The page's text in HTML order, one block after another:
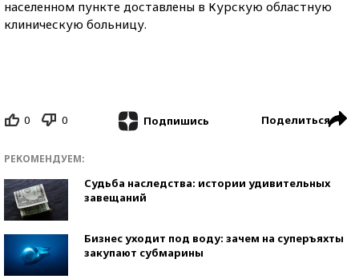
населенном пункте доставлены в Курскую областную
клиническую больницу.
0 0 Подпишись Поделиться
РЕКОМЕНДУЕМ:
Судьба наследства: истории удивительных
завещаний
Бизнес уходит под воду: зачем на суперъяхты
закупают субмарины